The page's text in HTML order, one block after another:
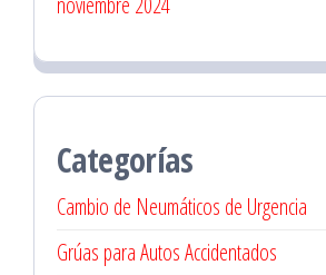
Categorías
Cambio de Neumáticos de Urgencia
Grúas para Autos Accidentados